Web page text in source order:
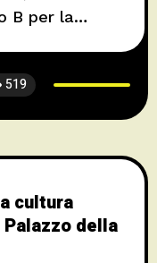
B per la
estiva,
Mercoledì 25
519
cultura
della